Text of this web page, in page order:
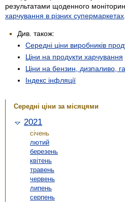
результатами щоденного
харчування в різних супермаркетах
Див. також:
Середні ціни виробників
Ціни на продукти харчування
Ціни на бензин, дизпаливо,
Індекс інфляції
Середні ціни за місяцями
2021
січень
лютий
березень
квітень
травень
червень
липень
серпень